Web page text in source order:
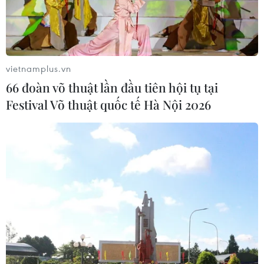
24 năm tù cho đôi vợ chồng tổ chức
“bay lắc” trong quán karaoke
Lập kênh TikTok khởi nghiệp, lừa
đảo chiếm đoạt 15 tỷ đồng
05/08/2026 11:36
Đắk Lắk: Án phạt nghiêm minh với
đối tượng phá hoại đoàn kết dân tộc
05/08/2026 09:58
vietnamplus.vn
66 đoàn võ thuật lần đầu tiên hội tụ tại
Festival Võ thuật quốc tế Hà Nội 2026